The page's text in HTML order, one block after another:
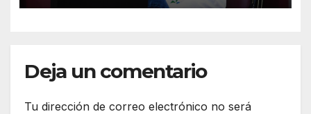
Deja un comentario
Tu dirección de correo electrónico no será